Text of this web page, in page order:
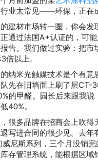
业太常见——环保，正在
建材市场转一圈，你会发
通过法国A+认证的，可
告。我们做过实验：把
倍以上。
纳米光触媒技术是个有
先在旧墙面上刷了层CT-
的甲醛。园长后来跟我
40%。
很多品牌在招商会上吹
写进合同的很少见。去
尼斯系列，三个月没销
存管理系统，能根据区域